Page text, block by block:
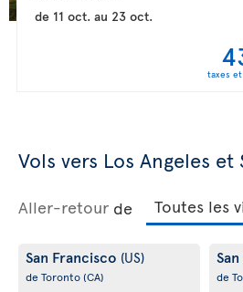
de 11 oct.au 23 oct.
taxes
Vols vers Los Angeles et
Aller-retour de
San Francisco (US)
de Toronto(CA) de